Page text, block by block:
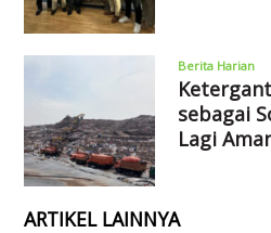
Berita Harian
sebagai
Lagi
ARTIKEL LAINNYA